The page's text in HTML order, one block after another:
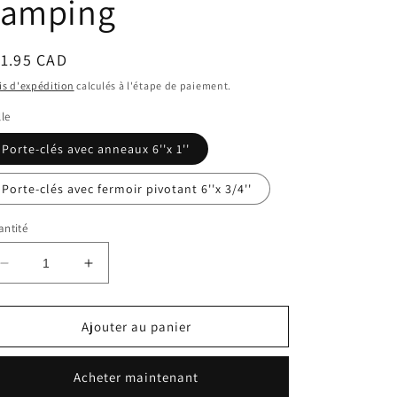
CAD
d'expédition calculés à l'étape de paiement.
Porte-clés avec anneaux 6''x 1''
Porte-clés avec fermoir pivotant 6''x 3/4''
Réduire
la
quantité
Porte-
Augmenter
la
quantité
de
Porte-
bracelet
Ajouter au panier
Acheter maintenant